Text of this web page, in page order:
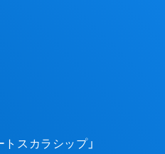
スカラシップ」